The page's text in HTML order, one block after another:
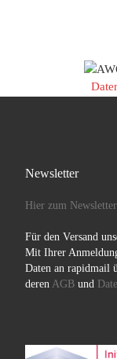
Newsletter
Hier zum
Für den Versand
Mit Ihrer
Daten an rapidmail
deren AGBund